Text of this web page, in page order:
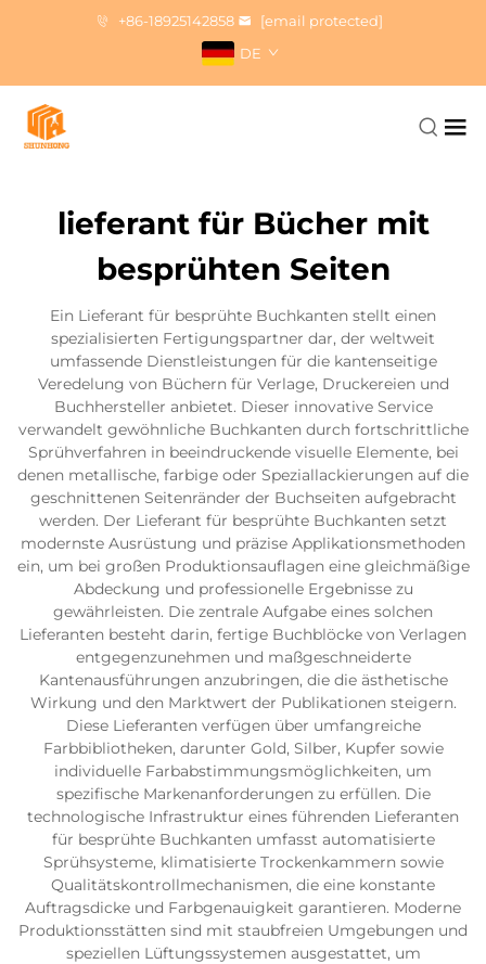
+86-18925142858
[email protected]
DE
lieferant für Bücher mit
besprühten Seiten
Ein Lieferant für besprühte Buchkanten stellt einen
spezialisierten Fertigungspartner dar, der weltweit
umfassende Dienstleistungen für die kantenseitige
Veredelung von Büchern für Verlage, Druckereien und
Buchhersteller anbietet. Dieser innovative Service
verwandelt gewöhnliche Buchkanten durch fortschrittliche
Sprühverfahren in beeindruckende visuelle Elemente, bei
denen metallische, farbige oder Speziallackierungen auf die
geschnittenen Seitenränder der Buchseiten aufgebracht
werden. Der Lieferant für besprühte Buchkanten setzt
modernste Ausrüstung und präzise Applikationsmethoden
ein, um bei großen Produktionsauflagen eine gleichmäßige
Abdeckung und professionelle Ergebnisse zu
gewährleisten. Die zentrale Aufgabe eines solchen
Lieferanten besteht darin, fertige Buchblöcke von Verlagen
entgegenzunehmen und maßgeschneiderte
Kantenausführungen anzubringen, die die ästhetische
Wirkung und den Marktwert der Publikationen steigern.
Diese Lieferanten verfügen über umfangreiche
Farbbibliotheken, darunter Gold, Silber, Kupfer sowie
individuelle Farbabstimmungsmöglichkeiten, um
spezifische Markenanforderungen zu erfüllen. Die
technologische Infrastruktur eines führenden Lieferanten
für besprühte Buchkanten umfasst automatisierte
Sprühsysteme, klimatisierte Trockenkammern sowie
Qualitätskontrollmechanismen, die eine konstante
Auftragsdicke und Farbgenauigkeit garantieren. Moderne
Produktionsstätten sind mit staubfreien Umgebungen und
speziellen Lüftungssystemen ausgestattet, um